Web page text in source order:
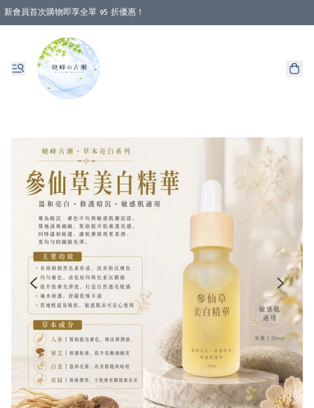
新會員首次購物即享全單 95 折優惠！
消費即享全單 88 折優惠！